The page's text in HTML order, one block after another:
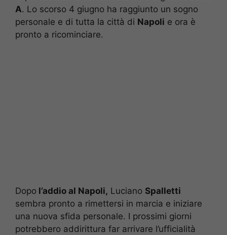
A. Lo scorso 4 giugno ha raggiunto un sogno
personale e di tutta la città di Napoli e ora è
pronto a ricominciare.
Dopo l’addio al Napoli, Luciano Spalletti
sembra pronto a rimettersi in marcia e iniziare
una nuova sfida personale. I prossimi giorni
potrebbero addirittura far arrivare l’ufficialità